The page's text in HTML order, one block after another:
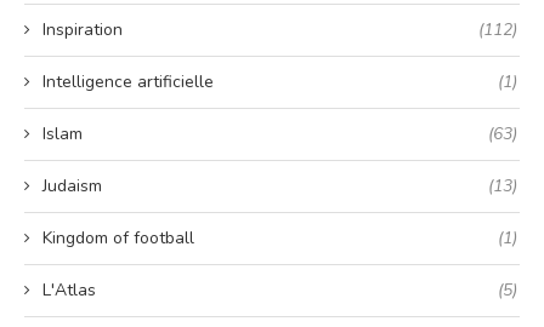
Inspiration (112)
Intelligence artificielle (1)
Islam (63)
Judaism (13)
Kingdom of football (1)
L'Atlas (5)